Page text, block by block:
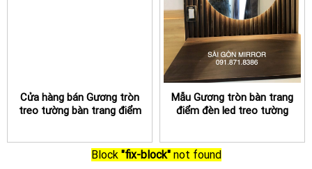
Cửa hàng bán Gương tròn
treo tường bàn trang điểm
Mẫu Gương tròn bàn trang
điểm đèn led treo tường
Block "fix-block"not found